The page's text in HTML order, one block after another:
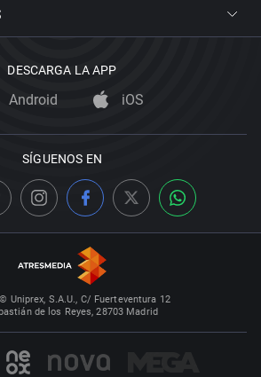
DESCARGA LA APP
Android iOS
SÍGUENOS EN
Uniprex, S.A.U., C/ Fuerteventura 12
de los Reyes, 28703 Madrid